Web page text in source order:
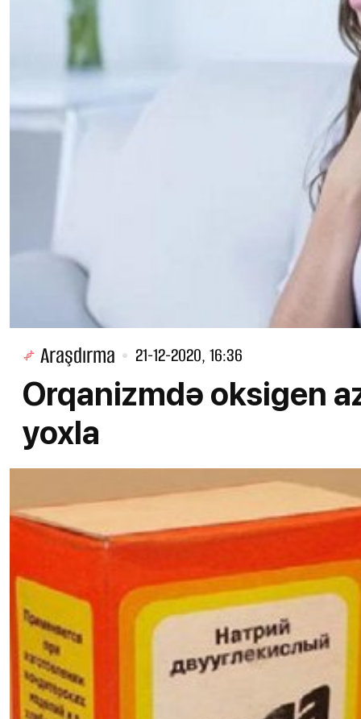
Araşdırma 21-12-2020, 16:36
Orqanizmdə oksigen
yoxla